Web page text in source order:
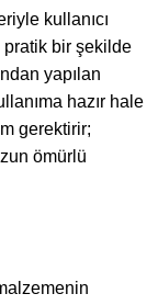
kullanıcı
pratik bir şekilde
yapılan
hazır hale
gerektirir;
ömürlü